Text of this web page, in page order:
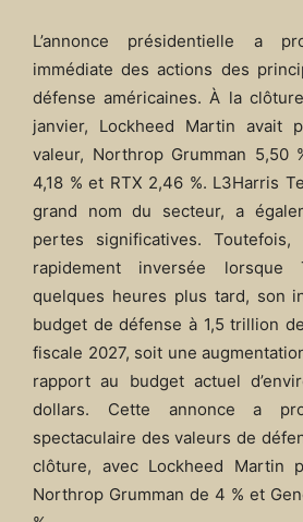
L’annonce présidentielle a
immédiate des actions des
défense américaines. À la
janvier, Lockheed Martin avait
valeur, Northrop Grumman 5,50
4,18 % et RTX 2,46 %. L3Harris
grand nom du secteur, a
pertes significatives. Toutefois,
rapidement inversée lorsque
quelques heures plus tard, son
budget de défense à 1,5 trillion
fiscale 2027, soit une
rapport au budget actuel
dollars. Cette annonce a
spectaculaire des valeurs de
clôture, avec Lockheed Martin
Northrop Grumman de 4 % et